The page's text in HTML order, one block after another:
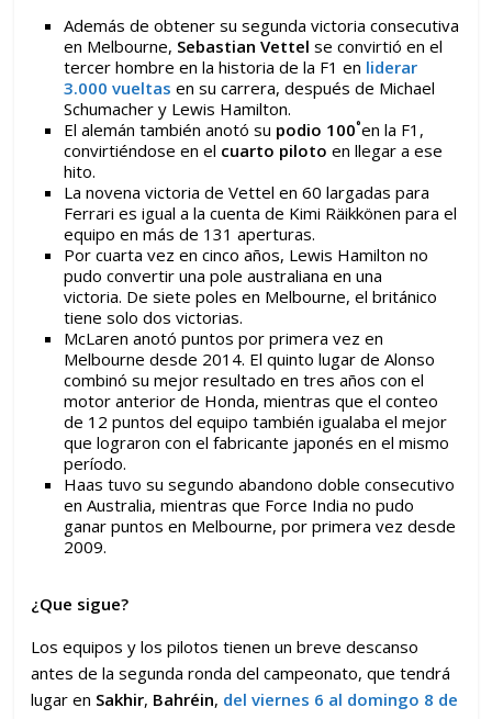
Además de obtener su segunda victoria consecutiva
en Melbourne, Sebastian Vettel se convirtió en el
tercer hombre en la historia de la F1 en liderar
3.000 vueltas en su carrera, después de Michael
Schumacher y Lewis Hamilton.
El alemán también anotó su podio 100°en la F1,
convirtiéndose en el cuarto piloto en llegar a ese
hito.
La novena victoria de Vettel en 60 largadas para
Ferrari es igual a la cuenta de Kimi Räikkönen para el
equipo en más de 131 aperturas.
Por cuarta vez en cinco años, Lewis Hamilton no
pudo convertir una pole australiana en una
victoria. De siete poles en Melbourne, el británico
tiene solo dos victorias.
McLaren anotó puntos por primera vez en
Melbourne desde 2014. El quinto lugar de Alonso
combinó su mejor resultado en tres años con el
motor anterior de Honda, mientras que el conteo
de 12 puntos del equipo también igualaba el mejor
que lograron con el fabricante japonés en el mismo
período.
Haas tuvo su segundo abandono doble consecutivo
en Australia, mientras que Force India no pudo
ganar puntos en Melbourne, por primera vez desde
2009.
¿Que sigue?
Los equipos y los pilotos tienen un breve descanso
antes de la segunda ronda del campeonato, que tendrá
lugar en Sakhir, Bahréin, del viernes 6 al domingo 8 de